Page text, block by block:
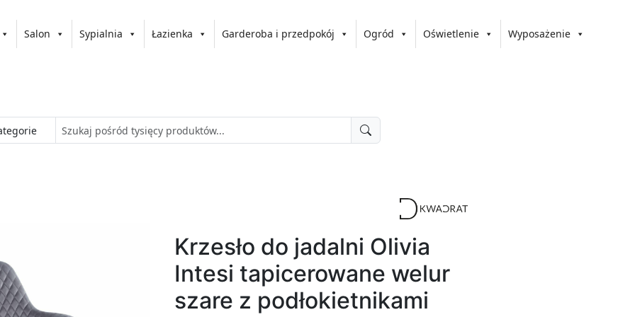
Salon Sypialnia Łazienka Garderoba i przedpokój Ogród Oświetlenie Wyposażenie
Krzesło do jadalni Olivia
Intesi tapicerowane welur
szare z podłokietnikami